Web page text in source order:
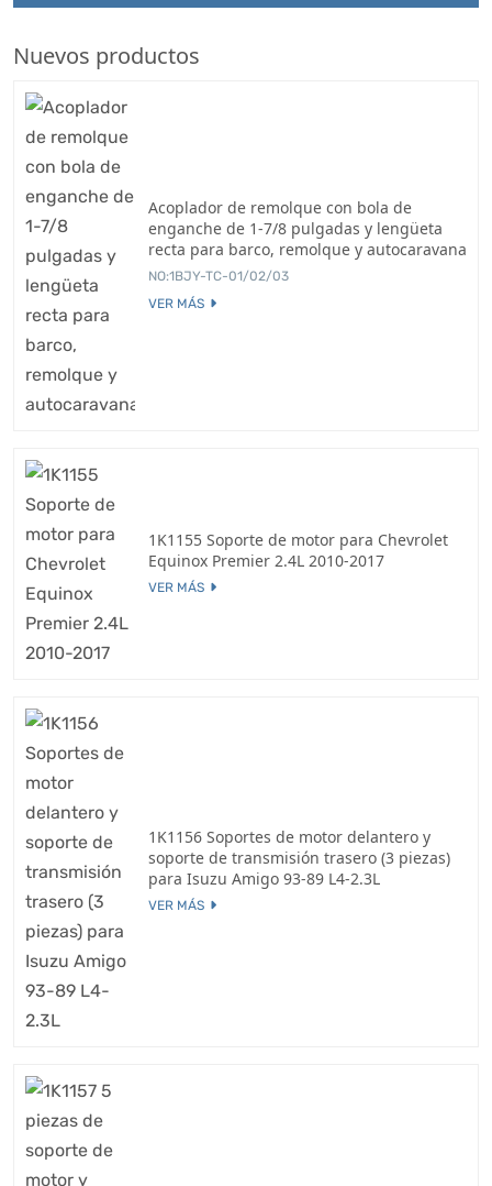
Nuevos productos
Acoplador de remolque con bola de
enganche de 1-7/8 pulgadas y lengüeta
recta para barco, remolque y autocaravana
NO:1BJY-TC-01/02/03
VER MÁS
1K1155 Soporte de motor para Chevrolet
Equinox Premier 2.4L 2010-2017
VER MÁS
1K1156 Soportes de motor delantero y
soporte de transmisión trasero (3 piezas)
para Isuzu Amigo 93-89 L4-2.3L
VER MÁS